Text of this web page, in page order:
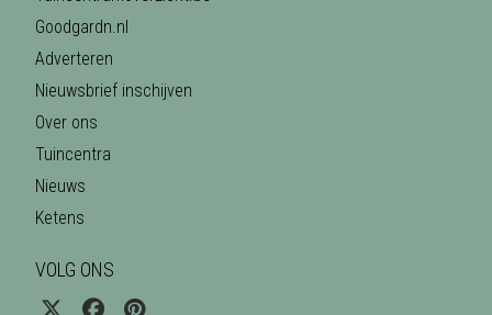
Goodgardn.nl
Adverteren
Nieuwsbrief inschijven
Over ons
Tuincentra
Nieuws
Ketens
VOLG ONS